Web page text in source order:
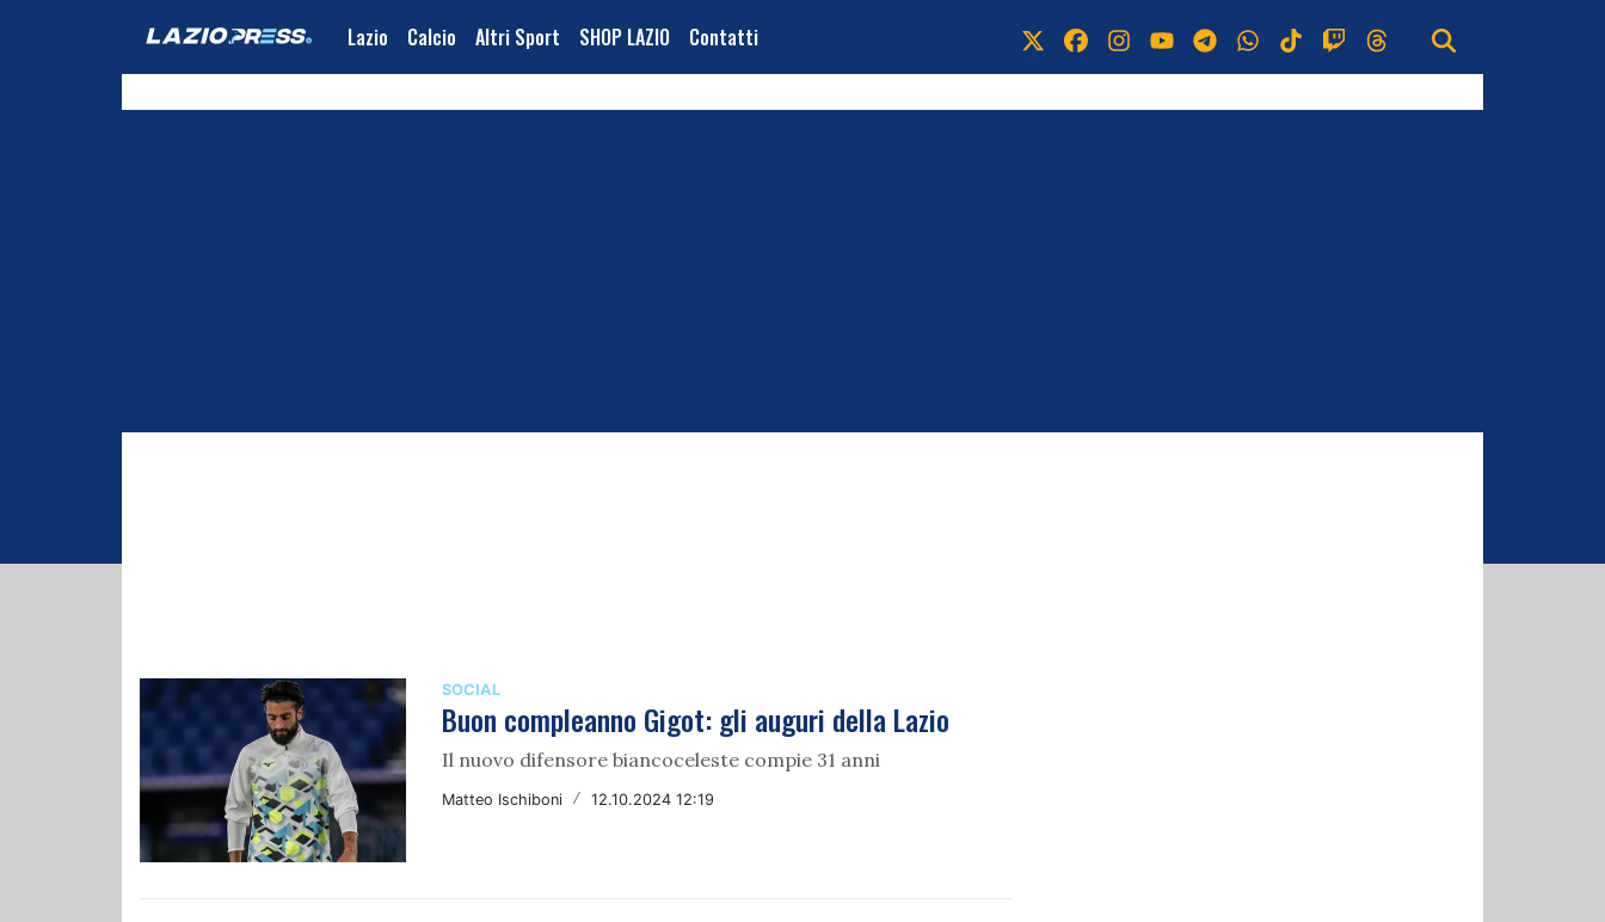
Lazio Calcio Altri Sport SHOP LAZIO Contatti
SOCIAL
Buon compleanno Gigot: gli auguri della Lazio
Il nuovo difensore biancoceleste compie 31 anni
Matteo Ischiboni / 12.10.2024 12:19